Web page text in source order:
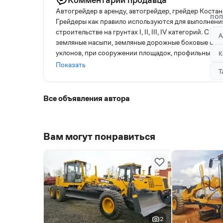
Автогрейдер в аренду, автогрейдер, грейдер
Грейдеры как правило используются для
строительстве на грунтах I, II, III, IV категорий. С
земляные насыпи, земляные дорожные боковые
уклонов, при сооружении площадок, профильных
железнодорожном, аэродромном, мелиоративном,
сыпучих материалов - Рыхление почвы, грунта -
Выравнивание почвы, грунта - Уборка снега в
от уплотненного снега так же оказываем услуги
аренда услуги асфальтоукладчик , аренда услуги
Показать
Все объявления автора
Вам могут понравиться
2